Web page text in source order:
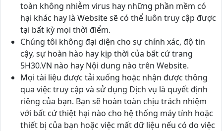
toàn không nhiễm virus hay những phần mềm có
hại khác hay là Website sẽ có thể luôn truy cập được
tại bất kỳ mọi thời điểm.
Chúng tôi không đại diện cho sự chính xác, độ tin
cậy, sự hoàn hào hay kịp thời của bất cứ trang
5H30.VN nào hay Nội dung nào trên Website.
Mọi tài liệu được tải xuống hoặc nhận được thông
qua việc truy cập và sử dụng Dịch vụ là quyết định
riêng của bạn. Bạn sẽ hoàn toàn chịu trách nhiệm
với bất cứ thiệt hại nào cho hệ thống máy tính hoặc
thiết bị của bạn hoặc việc mất dữ liệu nếu có do việc